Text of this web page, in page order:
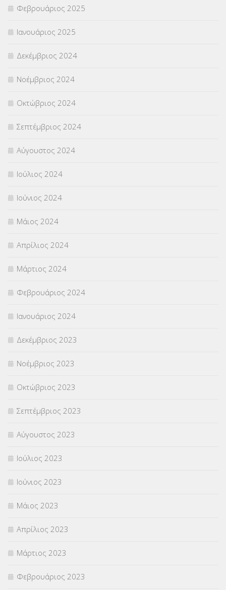
Φεβρουάριος 2025
Ιανουάριος 2025
Δεκέμβριος 2024
Νοέμβριος 2024
Οκτώβριος 2024
Σεπτέμβριος 2024
Αύγουστος 2024
Ιούλιος 2024
Ιούνιος 2024
Μάιος 2024
Απρίλιος 2024
Μάρτιος 2024
Φεβρουάριος 2024
Ιανουάριος 2024
Δεκέμβριος 2023
Νοέμβριος 2023
Οκτώβριος 2023
Σεπτέμβριος 2023
Αύγουστος 2023
Ιούλιος 2023
Ιούνιος 2023
Μάιος 2023
Απρίλιος 2023
Μάρτιος 2023
Φεβρουάριος 2023